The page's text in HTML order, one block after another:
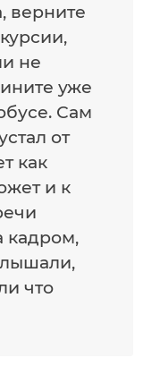
верните
не
уже
Сам
от
как
и к
кадром,
что